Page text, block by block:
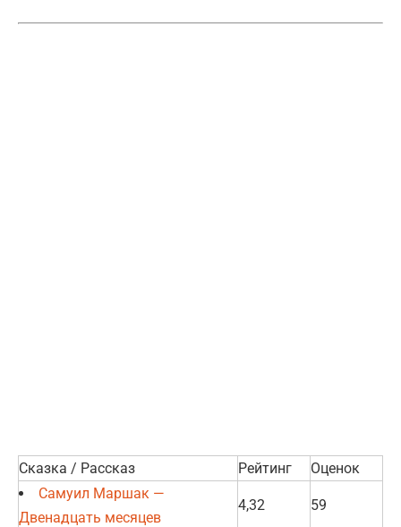
Сказка / Рассказ Рейтинг
Оценок
Самуил Маршак —
Двенадцать месяцев
4,32 59